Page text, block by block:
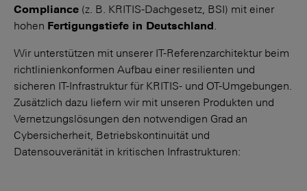
Compliance (z. B. KRITIS-Dachgesetz, BSI) mit einer
hohen Fertigungstiefe in Deutschland .
Wir unterstützen mit unserer IT-Referenzarchitektur beim
richtlinienkonformen Aufbau einer resilienten und
sicheren IT-Infrastruktur für KRITIS- und OT-Umgebungen.
Zusätzlich dazu liefern wir mit unseren Produkten und
Vernetzungslösungen den notwendigen Grad an
Cybersicherheit, Betriebskontinuität und
Datensouveränität in kritischen Infrastrukturen: